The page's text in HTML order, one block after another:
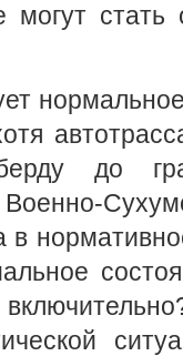
стать
до
в